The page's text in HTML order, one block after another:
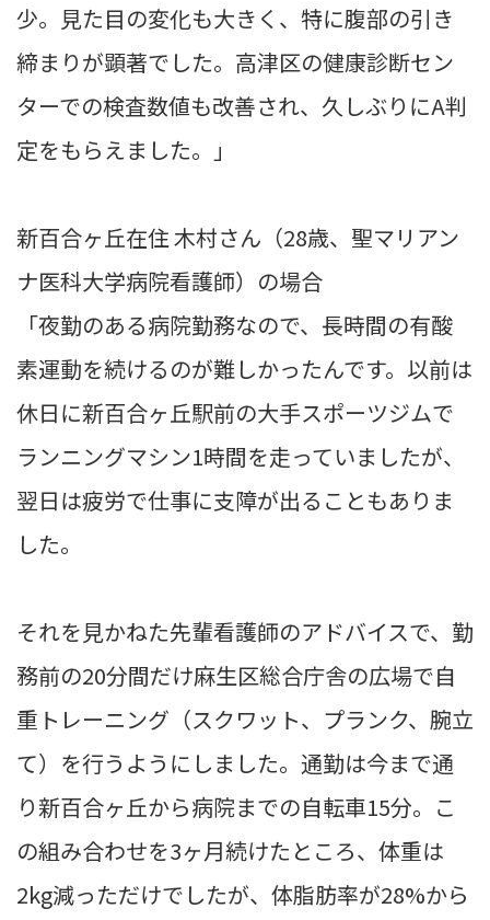
少。見た目の変化も大きく、特に腹部の引き
締まりが顕著でした。高津区の健康診断セン
ターでの検査数値も改善され、久しぶりにA判
定をもらえました。」
新百合ヶ丘在住 木村さん（28歳、聖マリアン
ナ医科大学病院看護師）の場合
「夜勤のある病院勤務なので、長時間の有酸
素運動を続けるのが難しかったんです。以前は
休日に新百合ヶ丘駅前の大手スポーツジムで
ランニングマシン1時間を走っていましたが、
翌日は疲労で仕事に支障が出ることもありま
した。
それを見かねた先輩看護師のアドバイスで、勤
務前の20分間だけ麻生区総合庁舎の広場で自
重トレーニング（スクワット、プランク、腕立
て）を行うようにしました。通勤は今まで通
り新百合ヶ丘から病院までの自転車15分。こ
の組み合わせを3ヶ月続けたところ、体重は
2kg減っただけでしたが、体脂肪率が28%から